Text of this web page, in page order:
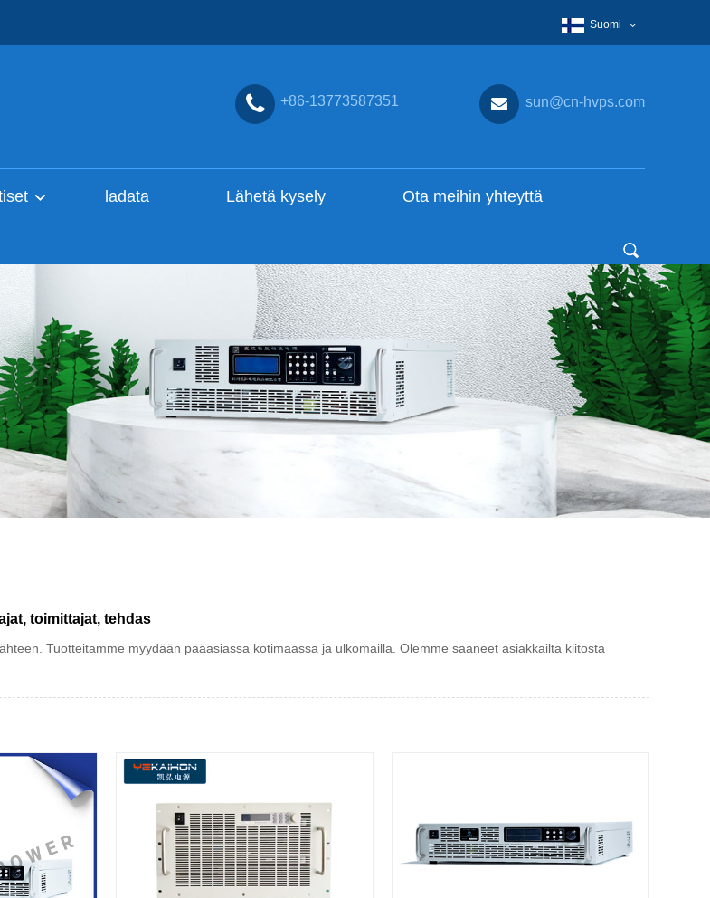
Suomi
+86-13773587351 sun@cn-hvps.com
ladata Lähetä kysely Ota meihin yhteyttä
toimittajat, tehdas
Tuotteitamme myydään pääasiassa kotimaassa ja ulkomailla. Olemme saaneet asiakkailta kiitosta